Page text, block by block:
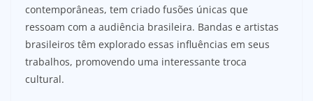
contemporâneas, tem criado fusões únicas que
ressoam com a audiência brasileira. Bandas e artistas
brasileiros têm explorado essas influências em seus
trabalhos, promovendo uma interessante troca
cultural.